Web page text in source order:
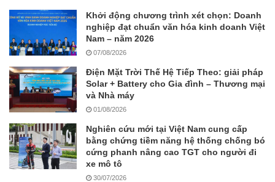
Khởi động chương trình xét chọn: Doanh
nghiệp đạt chuẩn văn hóa kinh doanh Việt
Nam – năm 2026
07/08/2026
Điện Mặt Trời Thế Hệ Tiếp Theo: giải pháp
Solar + Battery cho Gia đình – Thương mại
và Nhà máy
01/08/2026
Nghiên cứu mới tại Việt Nam cung cấp
bằng chứng tiềm năng hệ thống chống bó
cứng phanh nâng cao TGT cho người đi
xe mô tô
30/07/2026